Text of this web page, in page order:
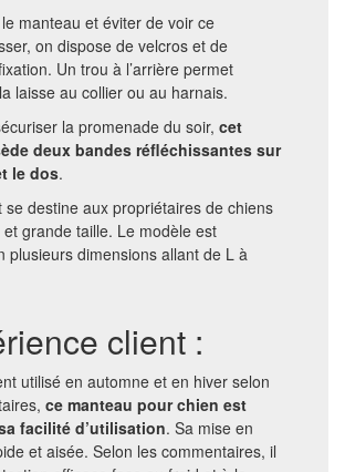
manteau et éviter de voir ce
on dispose de velcros et de
Un trou à l’arrière permet
laisse au collier ou au harnais.
la promenade du soir, cet
deux bandes réfléchissantes sur
le dos.
se destine aux propriétaires de chiens
grande taille. Le modèle est
plusieurs dimensions allant de L à
client :
utilisé en automne et en hiver selon
ce manteau pour chien est
facilité d’utilisation. Sa mise en
et aisée. Selon les commentaires, il